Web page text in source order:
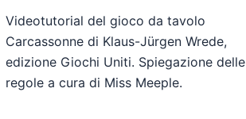
Videotutorial del gioco da tavolo
Carcassonne di Klaus-Jürgen Wrede,
edizione Giochi Uniti. Spiegazione delle
regole a cura di Miss Meeple.